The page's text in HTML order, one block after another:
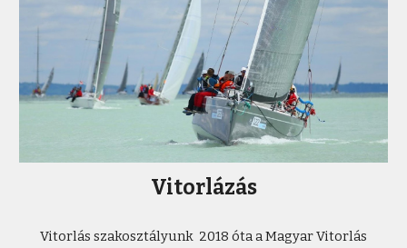
Vitorlázás
Vitorlás szakosztályunk 2018 óta a Magyar Vitorlás